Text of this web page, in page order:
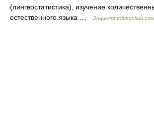
(лингвостатистика), изучение
естественного языка …
Энциклопедический